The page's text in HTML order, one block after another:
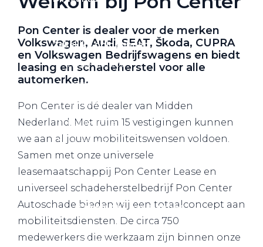
Zakelijke oplossingen
Lease aanbod
Leasevormen
Berijdersinfo
Lease acties
Lease a Bike
Zakelijke Lease acties
Profiteer van zakelijk
voordeel
Pon Center is dealer voor de merken
Volkswagen, Audi, SEAT, Škoda, CUPRA
en Volkswagen Bedrijfswagens en biedt
leasing en schadeherstel voor alle
automerken.
Pon Center is dé dealer van Midden
Nederland. Met ruim 15 vestigingen kunnen
we aan al jouw mobiliteitswensen voldoen.
Samen met onze universele
leasemaatschappij Pon Center Lease en
universeel schadeherstelbedrijf Pon Center
Autoschade bieden wij een totaalconcept aan
mobiliteitsdiensten. De circa 750
medewerkers die werkzaam zijn binnen onze